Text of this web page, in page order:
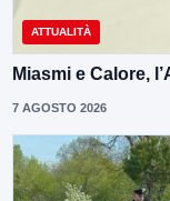
ATTUALITÀ
Miasmi e Calore,
7 AGOSTO 2026